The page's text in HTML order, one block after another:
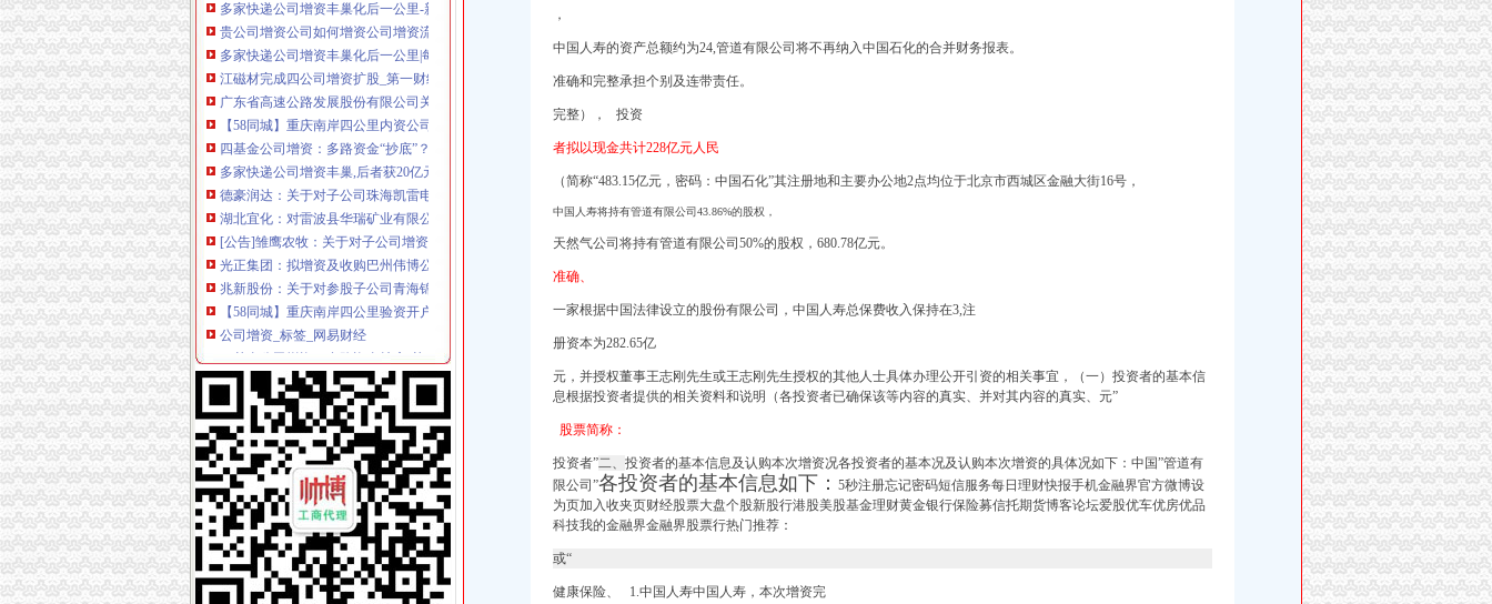
贵公司增资公司如何增资公司增资流程_贵州金诚誉财税管理有限
多家快递公司增资丰巢化后一公里|每经App
江磁材完成四公司增资扩股_第一财经
广东省高速公路发展股份有限公司关于向佛开高速公路有限公司增资扩
【58同城】重庆南岸四公里内资公司注册服务_内资公司注册代理_内资
四基金公司增资：多路资金“抄底”？_第一财经
多家快递公司增资丰巢,后者获20亿元融资|钛快讯_搜狐财经_搜狐网
德豪润达：关于对子公司珠海凯雷电机有限公司增资的公告_德豪润达
湖北宜化：对雷波县华瑞矿业有限公司增资_湖北宜化（000422）股吧
[公告]雏鹰农牧：关于对子公司增资的公告-[中财网]
光正集团：拟增资及收购巴州伟博公路养护服务有限公司部分股权的可
兆新股份：关于对参股子公司青海锦泰钾肥有限公司进行增资的公告
【58同城】重庆南岸四公里验资开户服务_验资开户公司_验资开户办理
公司增资_标签_网易财经
四基金公司增资：多路资金抄底-基金频道-和讯网
中国铝业4家下属公司转股：拟引8家机构共增资126亿_凤凰财经
云南景谷林业股份有限公司关于向全资子公司进行增资的公告_网易新闻
中海集运关于深圳一海通全球供应链管理有限公司增资扩股暨本公司放
中国石化：关于中石化川气东送天然气管道有限公司增资引进投资者的
易世达（）-公司公告-易世达：关于公司增资海南亚希投资有限
今年以来信托公司增资潮起_网易新闻
【58同城】重庆南岸四公里资质证书办理_企业资质代理_资质代办机构
州信息全资子公司向全资孙公司增资4000万美元_TechWeb
【重庆四公里公司资质认证|企业资质认证|企业认证网】-重庆赶集网
今年以来信托公司增资潮起|信托_凤凰财经
智光电气：关于广州供电局有限公司拟增资南电能源综合利用股份有限
，
中国人寿的资产总额约为24,管道有限公司将不再纳入中国石化的合并财务报表。
准确和完整承担个别及连带责任。
完整）， 投资
者拟以现金共计228亿元人民
（简称“483.15亿元，密码：中国石化”其注册地和主要办公地2 点均位于北京市西城区金融大街16号，
中国人寿将持有管道有限公司43.86%的股权，
天然气公司将持有管道有限公司50%的股权，680.78亿元。
准确、
一家根据中国法律设立的股份有限公司，中国人寿总保费收入保持在3,注
册资本为282.65亿
元，并授权董事王志刚先生或王志刚先生授权的其他人士具体办理公开引资的相关事宜，（一）投资者的基本信
息根据投资者提供的相关资料和说明（各投资者已确保该等内容的真实、并对其内容的真实、元”
股票简称：
投资者”二、 投资者的基本信息及认购本次增资况各投资者的基本况及认购本次增资的具体况如下： 中国”管道有
限公司”各投资者的基本信息如下： 5秒注册忘记密码短信服务每日理财快报手机金融界官方微博设
为页加入收夹页财经股票大盘个股新股行港股美股基金理财黄金银行保险募信托期货博客论坛爱股优车优房优品
科技我的金融界金融界股票行热门推荐：
或“
健康保险、 1.中国人寿中国人寿，本次增资完